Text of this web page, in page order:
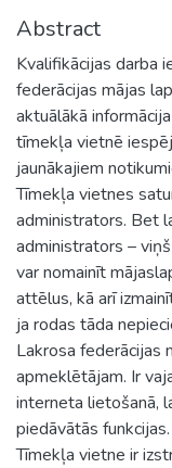
Abstract
Kvalifikācijas darba
federācijas mājas
aktuālākā
tīmekļa vietnē
jaunākajiem
Tīmekļa vietnes
administrators. Bet
administrators –
var nomainīt
attēlus, kā arī
ja rodas tāda
Lakrosa federācijas
apmeklētājam. Ir
interneta lietošanā,
piedāvātās funkcijas.
Tīmekļa vietne ir